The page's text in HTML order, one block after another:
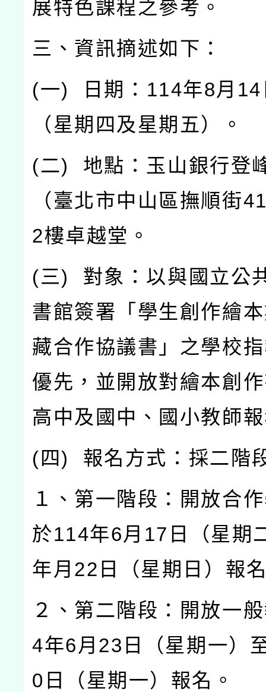
展特色課程之參考。
三、資訊摘述如下：
(一) 日期： 114年8月 14
（星期四及星期五）。
(二) 地點：玉山銀行登
（臺北市中山區撫順街
2樓卓越堂。
(三) 對象：以與國立公
書館簽署「學生創作繪
藏合作協議書」之學校
優先，並開放對繪本創
高中及國中、國小教師
( 四) 報名方式：採二階
１、第一階段：開放合
於114年6月 17 日（星期
年月 22 日（星期日）報
２、第二階段：開放一
4年6月 23 日（星期一）
0 日（星期一）報名。